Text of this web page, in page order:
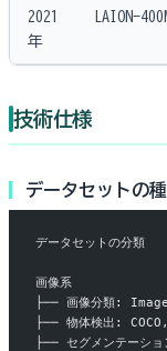
2021
年
LAION-
技術仕様
データセットの
データセットの分類
画像系
├── 画像分類:
├── 物体検出:
├── セグメンテー